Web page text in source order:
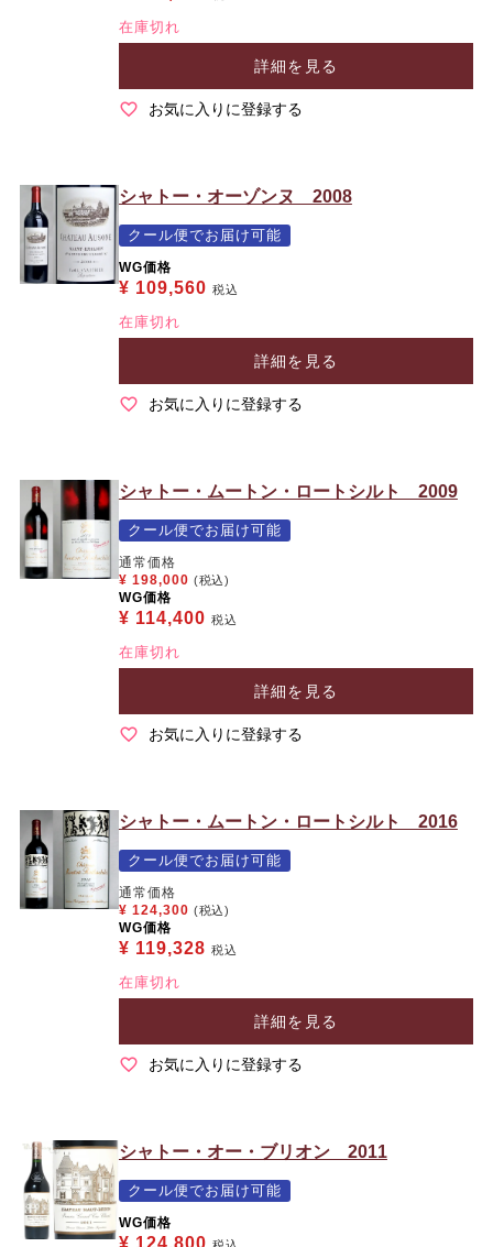
在庫切れ
詳細を見る
お気に入りに登録する
シャトー・オーゾンヌ 2008
クール便でお届け可能
WG価格
¥ 109,560 税込
在庫切れ
詳細を見る
お気に入りに登録する
シャトー・ムートン・ロートシルト 2009
クール便でお届け可能
通常価格
¥ 198,000 (税込)
WG価格
¥ 114,400 税込
在庫切れ
詳細を見る
お気に入りに登録する
シャトー・ムートン・ロートシルト 2016
クール便でお届け可能
通常価格
¥ 124,300 (税込)
WG価格
¥ 119,328 税込
在庫切れ
詳細を見る
お気に入りに登録する
シャトー・オー・ブリオン 2011
クール便でお届け可能
WG価格